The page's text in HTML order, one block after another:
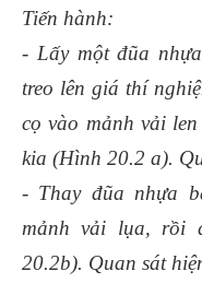
Tiến hành:
- Lấy một đũa
treo lên giá thí
cọ vào mảnh vải
kia (Hình 20.2 a).
- Thay đũa nhựa
mảnh vải lụa, rồi
20.2b). Quan sát